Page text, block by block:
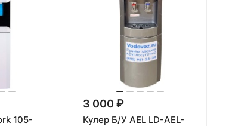
105-
3 000 ₽
Кулер Б/У AEL LD-AEL-